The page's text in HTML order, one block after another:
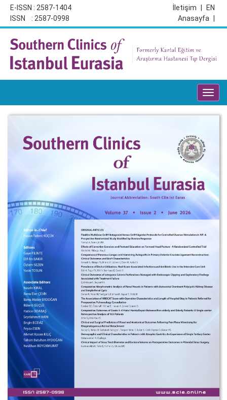
E-ISSN : 2587-1404
ISSN : 2587-0998
EN
İletişim
Anasayfa